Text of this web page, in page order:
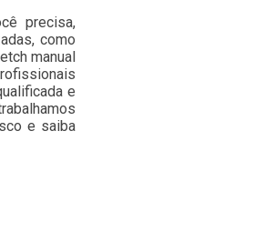
precisa,
como
manual
e
e saiba